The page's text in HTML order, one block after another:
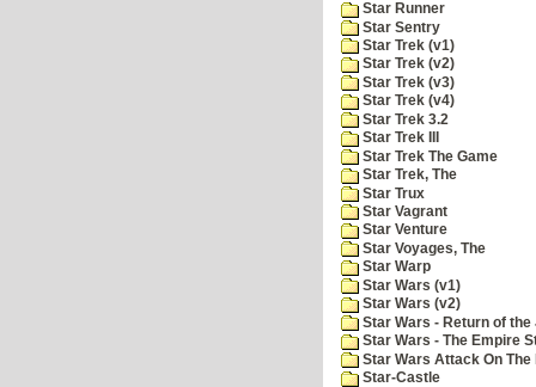
Star Runner
Star Sentry
Star Trek (v1)
Star Trek (v2)
Star Trek (v3)
Star Trek (v4)
Star Trek 3.2
Star Trek III
Star Trek The Game
Star Trek, The
Star Trux
Star Vagrant
Star Venture
Star Voyages, The
Star Warp
Star Wars (v1)
Star Wars (v2)
Star Wars - Return of
Star Wars - The Empire
Star Wars Attack On The
Star-Castle